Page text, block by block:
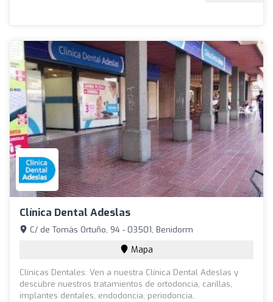
Clínica Dental Adeslas
C/ de Tomàs Ortuño, 94 - 03501, Benidorm
Mapa
Clínicas Dentales: Ven a nuestra Clínica Dental Adeslas y
descubre nuestros tratamientos de ortodoncia, carillas,
implantes dentales, endodoncia, periodoncia,